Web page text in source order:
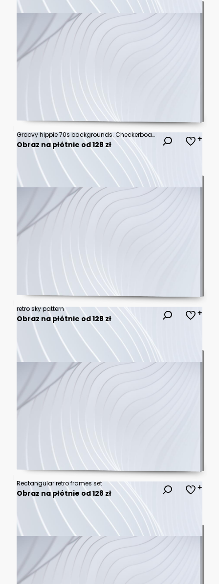
Groovy hippie 70s backgrounds. Checkerboard, chessboard, mesh, waves patterns. Twisted and distorted vector texture in trendy retro psychedelic style. Y2k aesthetic.
Obraz na płótnie od 128 zł
retro sky pattern
Obraz na płótnie od 128 zł
Rectangular retro frames set
Obraz na płótnie od 128 zł